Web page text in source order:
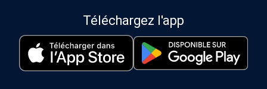
Téléchargez l'app